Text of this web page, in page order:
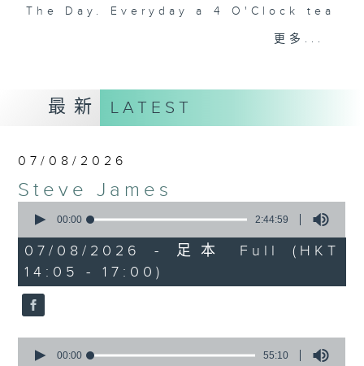
The Day. Everyday a 4 O'Clock tea
break features a handful of songs
The Beatles. And, every Tuesday
our friend and Hong Kong music
legend Perry Martin joins Steve,
to say hi each Friday.
更多...
最新 LATEST
07/08/2026
Steve James
seconds
2
hours,
44
minutes,
59
seconds
00:00 2:44:59
07/08/2026 - 足本 Full (HKT
14:05 - 17:00)
seconds
00:00 55:10